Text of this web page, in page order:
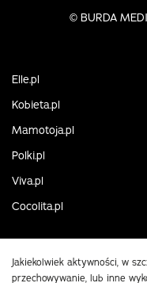
© BURDA
Elle.pl
Kobieta.pl
Mamotoja.pl
Polki.pl
Viva.pl
Cocolita.pl
Jakiekolwiek aktywności, w
przechowywanie, lub inne